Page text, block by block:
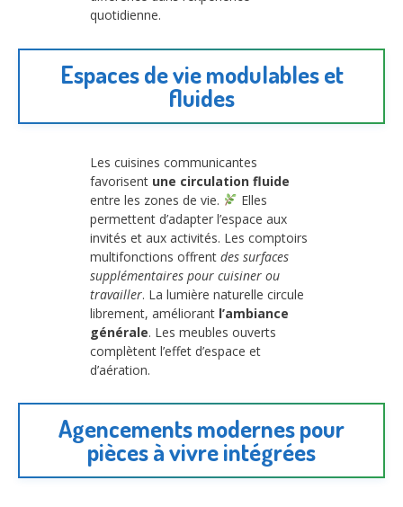
quotidienne.
Espaces de vie modulables et
fluides
Les cuisines communicantes
favorisent une circulation fluide
entre les zones de vie.
Elles
permettent d’adapter l’espace aux
invités et aux activités. Les comptoirs
multifonctions offrent des surfaces
supplémentaires pour cuisiner ou
travailler. La lumière naturelle circule
librement, améliorant l’ambiance
générale. Les meubles ouverts
complètent l’effet d’espace et
d’aération.
Agencements modernes pour
pièces à vivre intégrées